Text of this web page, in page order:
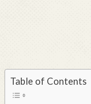
Table of Contents